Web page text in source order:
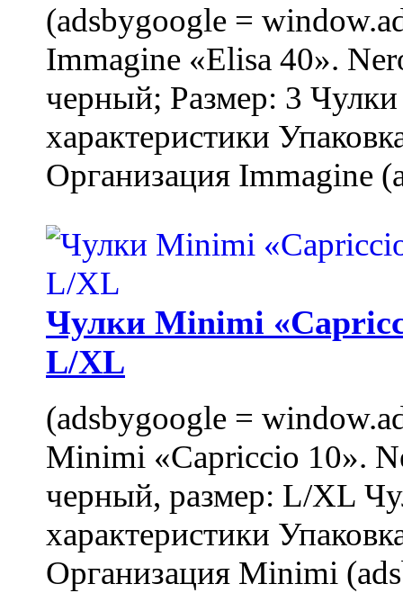
(adsbygoogle =
Immagine «Elisa 40».
черный; Размер: 3
характеристики
Организация Immagine
Чулки Minimi
L/XL
(adsbygoogle =
Minimi «Capriccio 10».
черный, размер: L/XL
характеристики
Организация Minimi